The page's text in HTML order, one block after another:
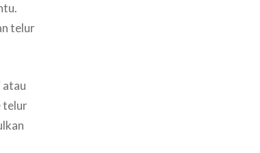
telur
atau
telur